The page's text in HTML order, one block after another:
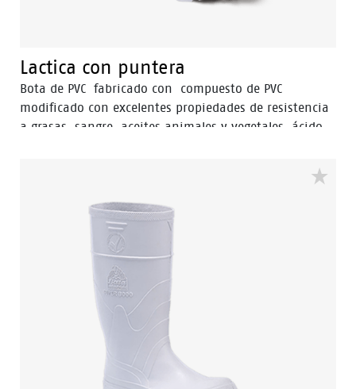
Lactica con puntera
Bota de PVC fabricado con compuesto de PVC
modificado con excelentes propiedades de resistencia
a grasas, sangre, aceites animales y vegetales, ácido
entre -30° C y 40° C. Incorpora punta de seguridad.